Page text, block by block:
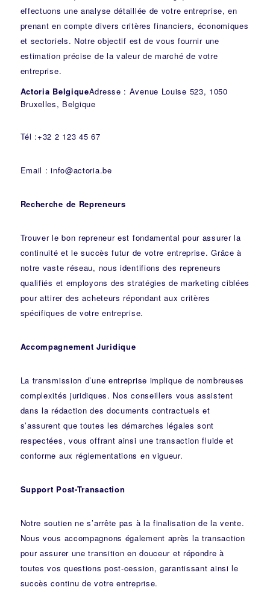
effectuons une analyse détaillée de votre entreprise, en
prenant en compte divers critères financiers, économiques
et sectoriels. Notre objectif est de vous fournir une
estimation précise de la valeur de marché de votre
entreprise.
Actoria BelgiqueAdresse : Avenue Louise 523, 1050
Bruxelles, Belgique
Tél :+32 2 123 45 67
Email : info@actoria.be
Recherche de Repreneurs
Trouver le bon repreneur est fondamental pour assurer la
continuité et le succès futur de votre entreprise. Grâce à
notre vaste réseau, nous identifions des repreneurs
qualifiés et employons des stratégies de marketing ciblées
pour attirer des acheteurs répondant aux critères
spécifiques de votre entreprise.
Accompagnement Juridique
La transmission d’une entreprise implique de nombreuses
complexités juridiques. Nosconseillers vous assistent
dans la rédaction des documents contractuels et
s’assurent que toutes les démarches légales sont
respectées, vous offrant ainsi une transaction fluide et
conforme aux réglementations en vigueur.
Support Post-Transaction
Notre soutien ne s’arrête pas à la finalisation de la vente.
Nous vous accompagnons également après la transaction
pour assurer une transition en douceur et répondre à
toutes vos questions post-cession, garantissant ainsi le
succès continu de votre entreprise.